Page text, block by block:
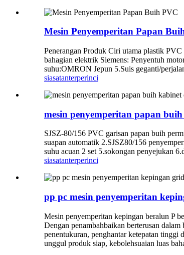
Mesin Penyemperitan Papan
Penerangan Produk Ciri utama plastik
bahagian elektrik Siemens: Penyentuh
suhu:OMRON Jepun 5.Suis geganti/
siasatanterperinci
mesin penyemperitan papan
SJSZ-80/156 PVC garisan papan buih
suapan automatik 2.SJSZ80/156
suhu acuan 2 set 5.sokongan penyejukan
siasatanterperinci
pp pc mesin penyemperitan
Mesin penyemperitan kepingan beralun P
Dengan penambahbaikan berterusan
penentukuran, penghantar ketepatan tinggi
unggul produk siap, kebolehsuaian luas